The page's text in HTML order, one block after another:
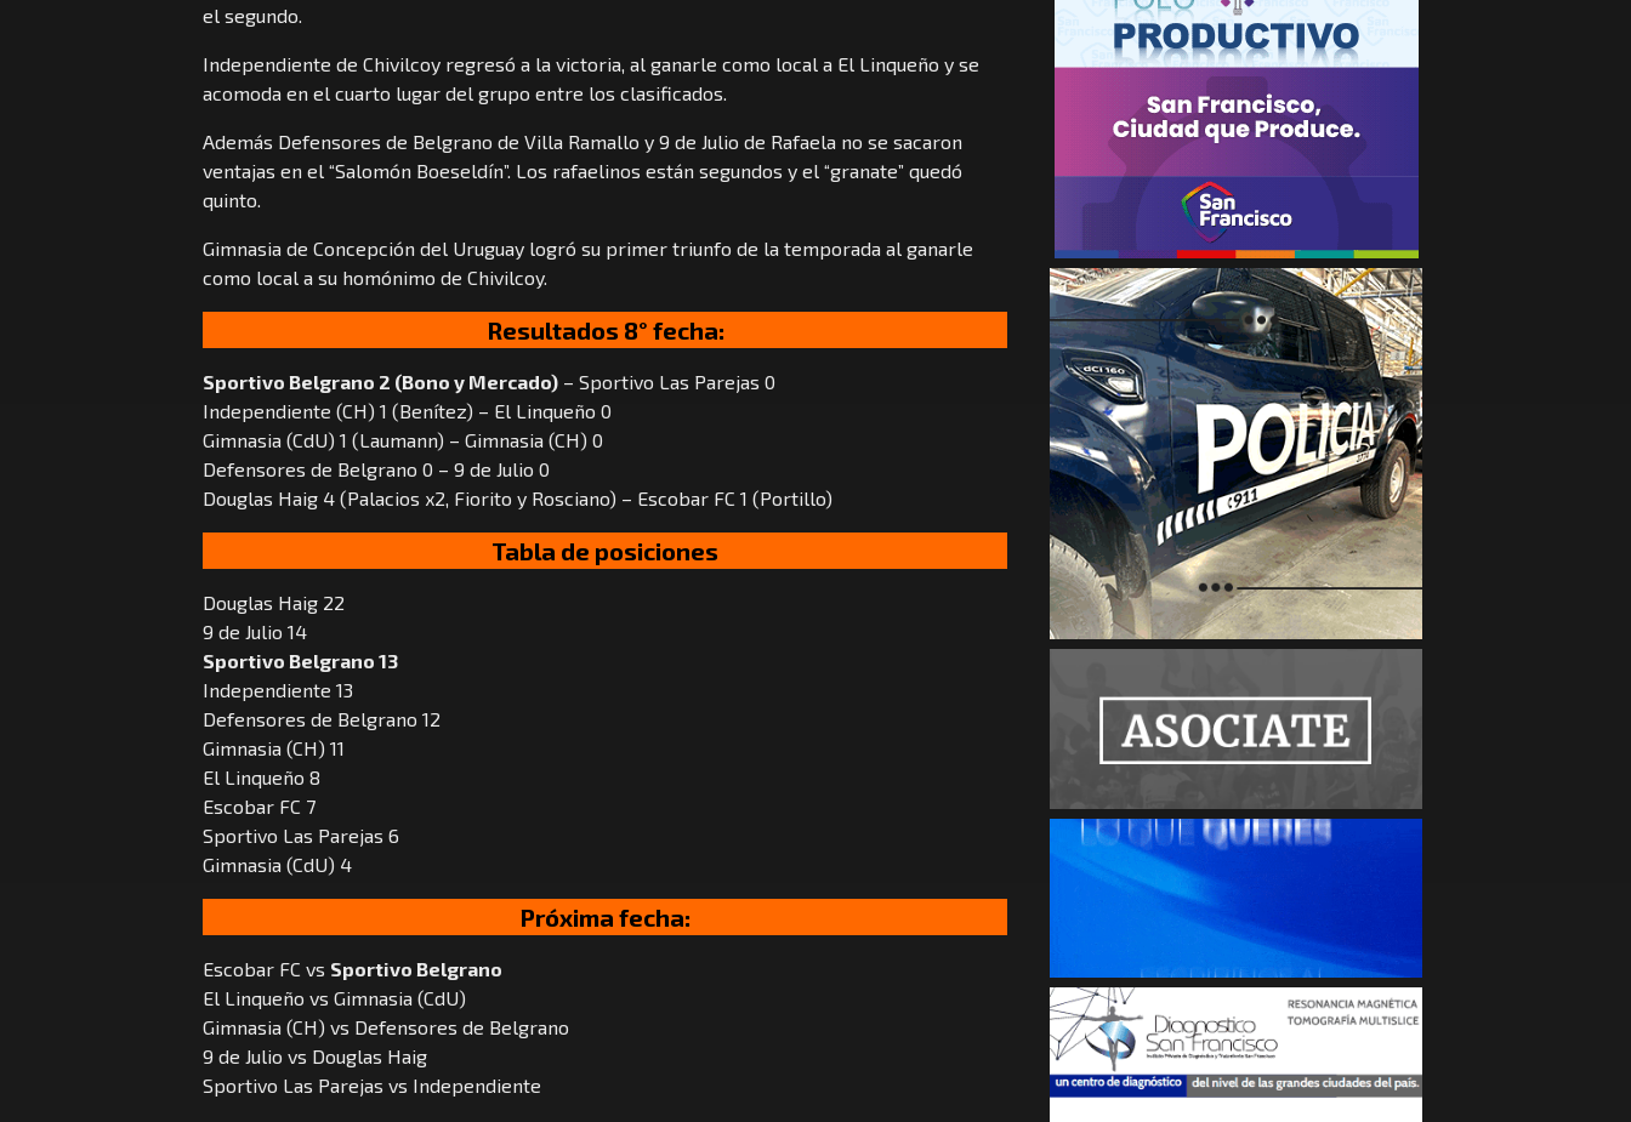
el segundo.
Independiente de Chivilcoy regresó a la victoria, al ganarle como local a El Linqueño y se
acomoda en el cuarto lugar del grupo entre los clasificados.
Además Defensores de Belgrano de Villa Ramallo y 9 de Julio de Rafaela no se sacaron
ventajas en el “Salomón Boeseldín”. Los rafaelinos están segundos y el “granate” quedó
quinto.
Gimnasia de Concepción del Uruguay logró su primer triunfo de la temporada al ganarle
como local a su homónimo de Chivilcoy.
Resultados 8° fecha:
Sportivo Belgrano 2 (Bono y Mercado) – Sportivo Las Parejas 0
Independiente (CH) 1 (Benítez) – El Linqueño 0
Gimnasia (CdU) 1 (Laumann) – Gimnasia (CH) 0
Defensores de Belgrano 0 – 9 de Julio 0
Douglas Haig 4 (Palacios x2, Fiorito y Rosciano) – Escobar FC 1 (Portillo)
Tabla de posiciones
Douglas Haig 22
9 de Julio 14
Sportivo Belgrano 13
Independiente 13
Defensores de Belgrano 12
Gimnasia (CH) 11
El Linqueño 8
Escobar FC 7
Sportivo Las Parejas 6
Gimnasia (CdU) 4
Próxima fecha:
Escobar FC vs Sportivo Belgrano
El Linqueño vs Gimnasia (CdU)
Gimnasia (CH) vs Defensores de Belgrano
9 de Julio vs Douglas Haig
Sportivo Las Parejas vs Independiente